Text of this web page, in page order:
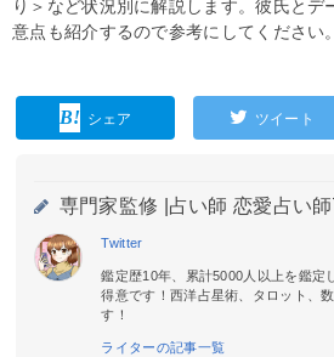
り＞など状況別に解説します。彼氏とデ
意点も紹介するので参考にしてください。
シェア ツイート
専門家監修 | 占い師 恋愛占い
Twitter
鑑定歴10年、累計5000人以上を鑑定
得意です！西洋占星術、タロット、
す！
ライターの記事一覧